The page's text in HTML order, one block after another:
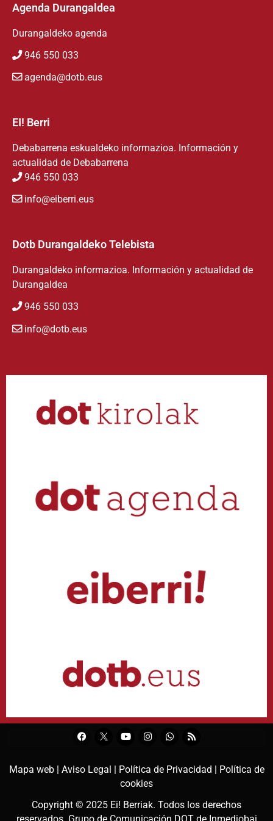
Agenda Durangaldea
Durangaldeko agenda
946 550 033
agenda@dotb.eus
EI! Berri
Debabarrena eskualdeko informazioa. Información y
actualidad de Debabarrena
946 550 033
info@eiberri.eus
Dotb Durangaldeko Telebista
Durangaldeko informazioa. Información y actualidad de
Durangaldea
946 550 033
info@dotb.eus
Mapa web | Aviso Legal | Política de Privacidad | Política de
cookies
Copyright © 2025 Ei! Berriak. Todos los derechos
reservados. Grupo de Comunicación DOT de Inmediobai